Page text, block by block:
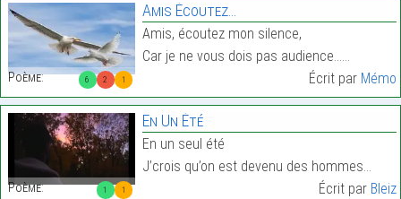
6 2 1
Poème:
Amis Écoutez…
Amis, écoutez mon silence,
Car je ne vous dois pas audience……
Écrit par Mémo
1 1
Poème:
En Un Été
En un seul été
J’crois qu’on est devenu des hommes…
Écrit par Bleiz